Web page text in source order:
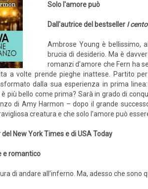
Solo l'amore può
Dall'autrice del bestseller I
Ambrose Young è bellissimo,
brucia di desiderio. Ma è
romanzi d’amore che Fern ha
a volte prende pieghe inattese. Partito
dalla sua esperienza in prima
più bello come prima? Sarà in grado di
di Amy Harmon – dopo il grande
creatura e che solo l’amore può
del New York Times e di USA Today
e romantico
di andare all’inferno. Ma, adesso che sono